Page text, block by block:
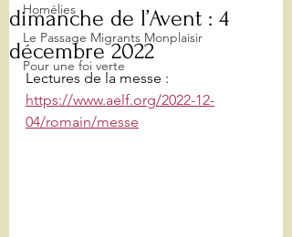
Homélies
Le Passage Migrants Monplaisir
Pour une foi verte
dimanche de l’Avent : 4
décembre 2022
Lectures de la messe :
https://www.aelf.org/2022-12-
04/romain/messe